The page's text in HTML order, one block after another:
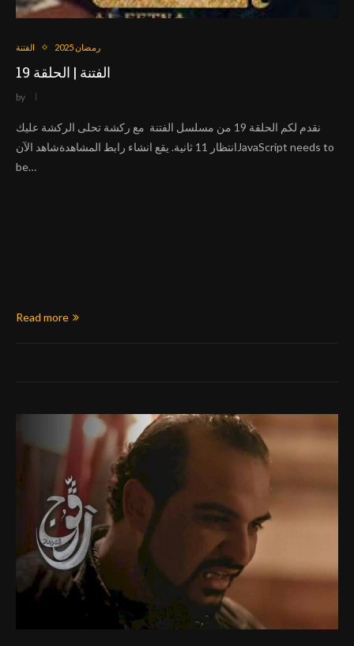
الفتنة رمضان 2025
الفتنة | الحلقة 19
by
نقدم لكم الحلقة 19 من مسلسل الفتنة مع ركشة تحلى الركشة عليك
انتظار 11 ثانية. يقع انشاء رابط المشاهدةشاهد الآنJavaScript needs to
be…
Read more